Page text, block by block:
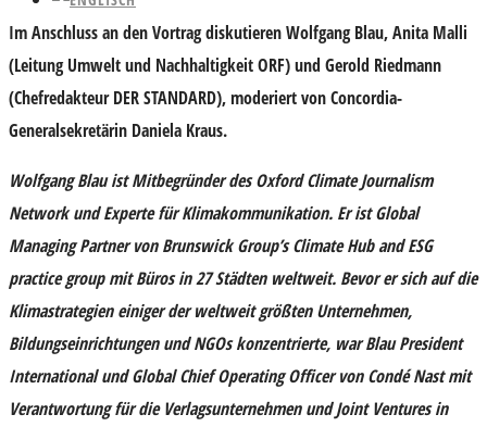
Im Anschluss an den Vortrag diskutieren Wolfgang Blau, Anita Malli
(Leitung Umwelt und Nachhaltigkeit ORF) und Gerold Riedmann
(Chefredakteur DER STANDARD), moderiert von Concordia-
Generalsekretärin Daniela Kraus.
Wolfgang Blau ist Mitbegründer desOxford Climate Journalism
Networkund Experte für Klimakommunikation. Er ist Global
Managing Partner vonBrunswick Group’s Climate Hub and ESG
practice groupmit Büros in 27 Städten weltweit. Bevor er sich auf die
Klimastrategien einiger der weltweit größten Unternehmen,
Bildungseinrichtungen und NGOs konzentrierte, war Blau President
International und Global Chief Operating Officer vonCondé Nastmit
Verantwortung für die Verlagsunternehmen und Joint Ventures in